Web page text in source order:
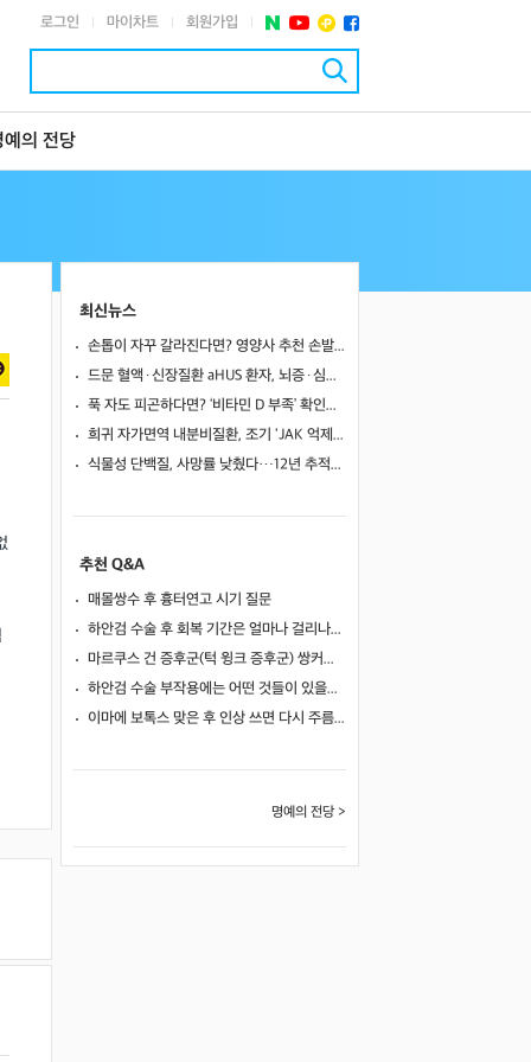
로그인 마이차트 회원가입
예의 전당
최신뉴스
손톱이 자꾸 갈라진다면? 영양사 추천 손발톱 강화 음식 5가지
드문 혈액·신장질환 aHUS 환자, 뇌증·심근병증 겹쳤지만…조기 보체억제치료로 신경학적 회복 보여
푹 자도 피곤하다면? ‘비타민 D 부족’ 확인해야
희귀 자가면역 내분비질환, 조기 'JAK 억제제'로 진행 막고 호르몬 기능 되살렸다
식물성 단백질, 사망률 낮췄다…12년 추적서 35% 감소
추천 Q&A
매몰쌍수 후 흉터연고 시기 질문
하안검 수술 후 회복 기간은 얼마나 걸리나요?
마르쿠스 건 증후군(턱 윙크 증후군) 쌍커풀 수술 가능 여부
하안검 수술 부작용에는 어떤 것들이 있을까요?
이마에 보톡스 맞은 후 인상 쓰면 다시 주름이 생길까요?
명예의 전당 >